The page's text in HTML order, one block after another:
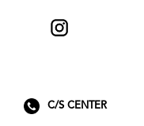
C/S CENTER